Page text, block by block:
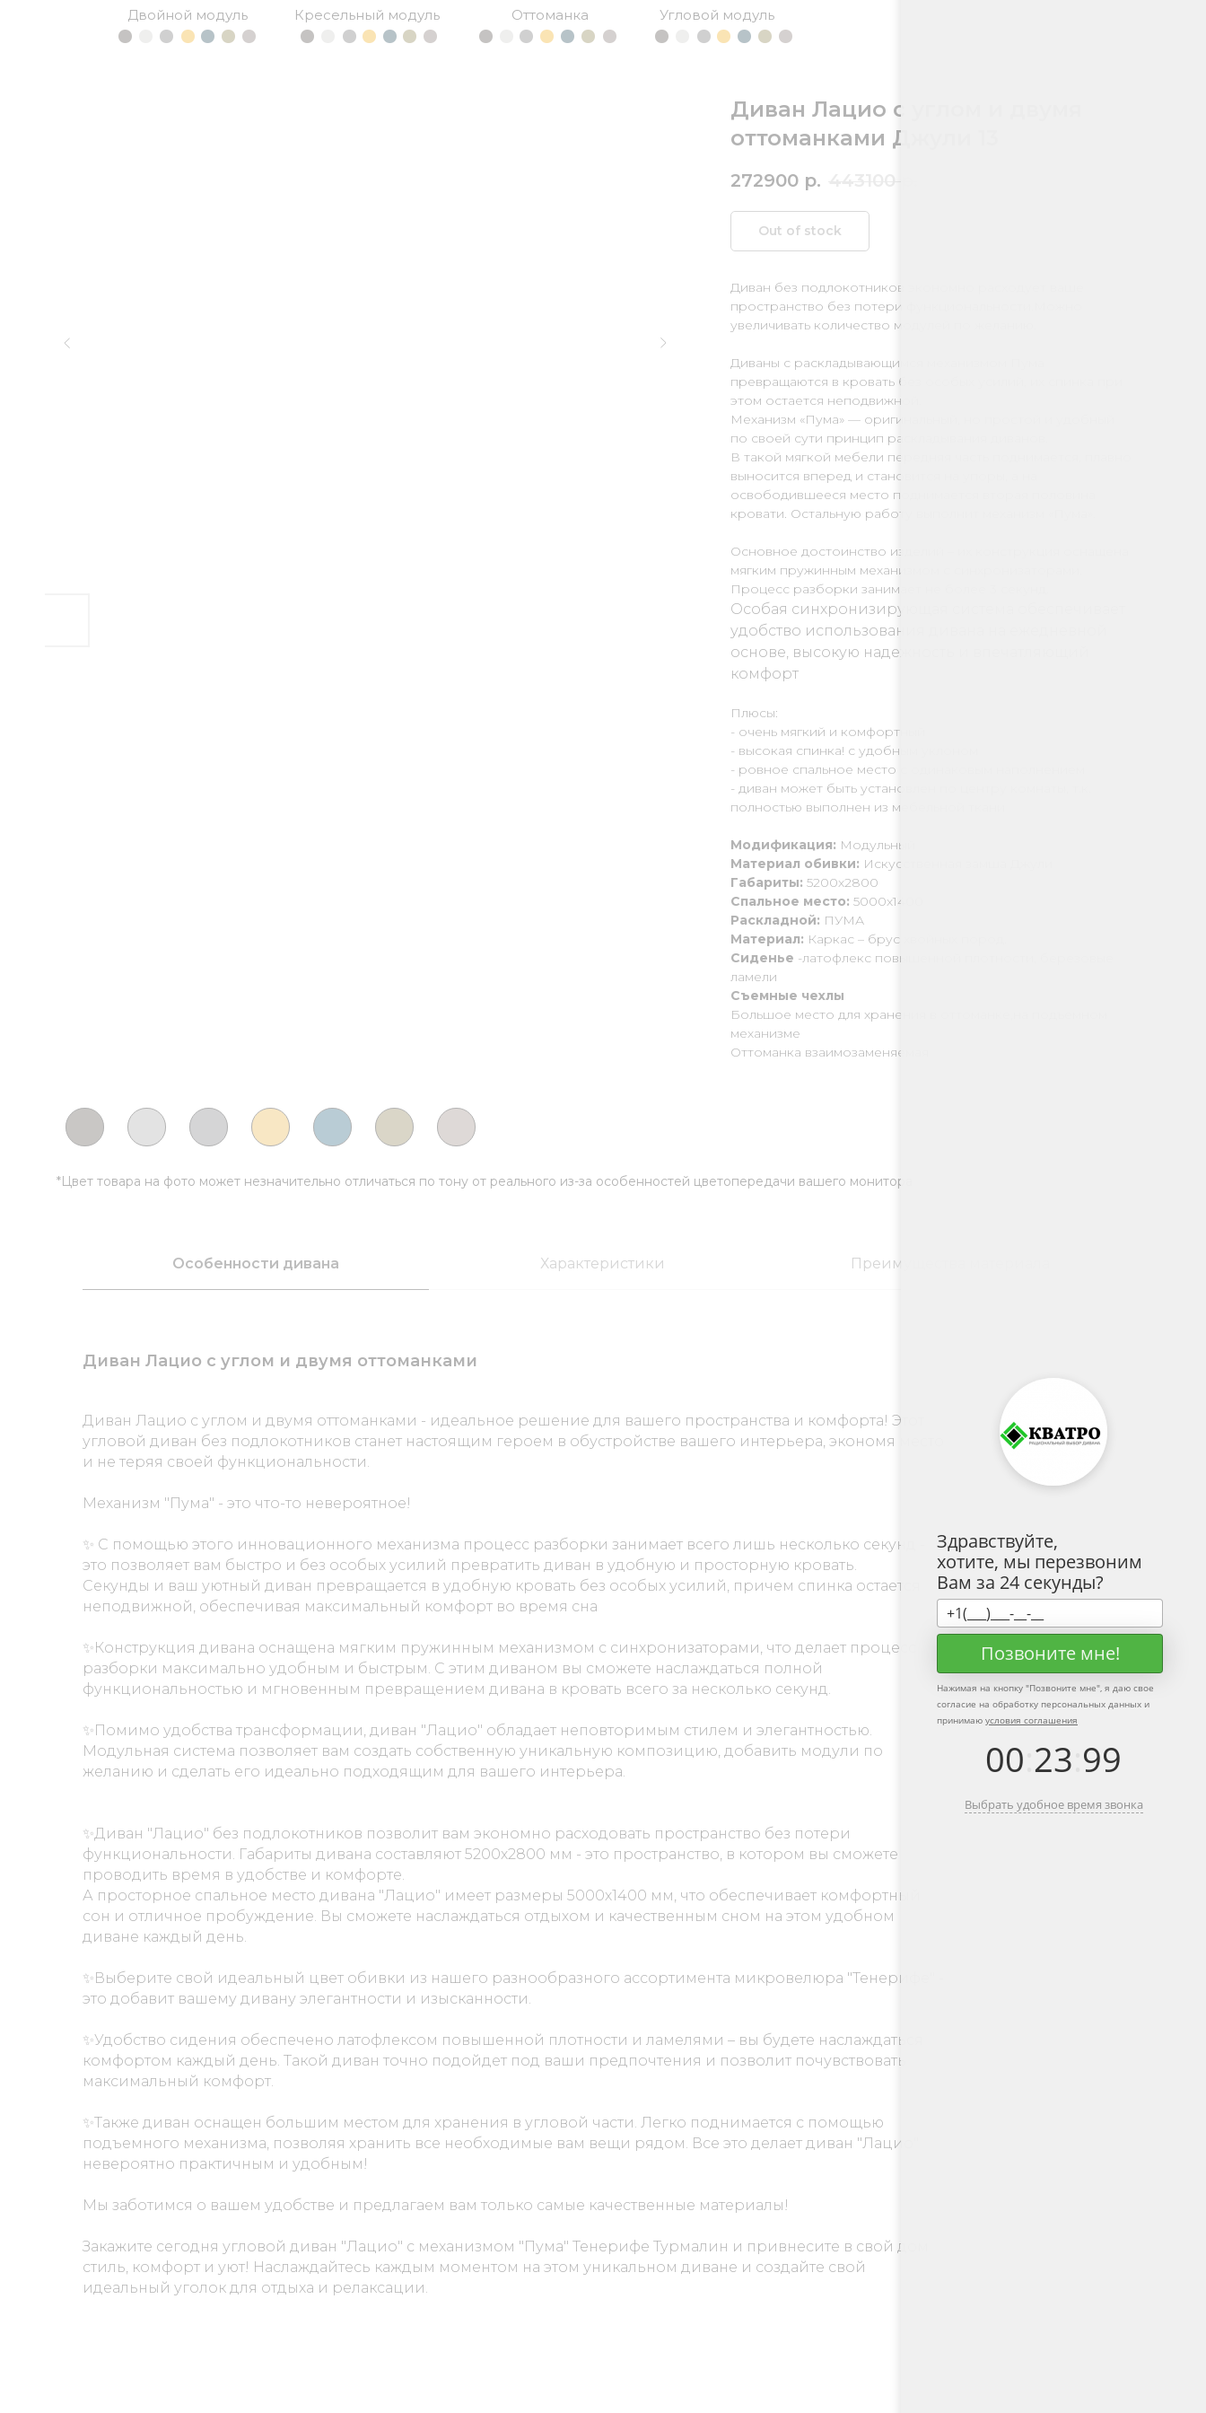
Двойной модуль Кресельный модуль Оттоманка Угловой модуль
Диван Лацио с углом и двумя
оттоманками Джули 13
272900 р.
Out of stock
Диван без подлокотников экономно расходует ваше
пространство без потери функциональности.Можно
увеличивать количество модулей по желанию.
Диваны с раскладывающимся механизмом Пума
превращаются в кровать без особых усилий, их спинка при
этом остается неподвижной.
Механизм «Пума» — оригинальный, но простой и удобный
по своей сути принцип раскладывания диванов.
В такой мягкой мебели передняя часть поднимается, плавно
выносится вперед и становится на упоры, а на
освободившееся место поднимается вторая половина
кровати. Остальную работу выполнит механизм «Пума».
Основное достоинство изделий – их конструкция оснащена
мягким пружинным механизмом с синхронизаторами.
Процесс разборки занимает не более 3 секунд.
Особая синхронизирующая система обеспечивает
удобство использования дивана на ежедневной
основе, высокую надежность и впечатляющий
комфорт
Плюсы:
- очень мягкий и комфортный
- высокая спинка! с удобным уклоном
- ровное спальное место с одинаковым наполнением
- диван может быть установлен по центру комнаты, т.к.
полностью выполнен из мебельной ткани
Модификация: Модульный
Материал обивки: Искусственная замша Джули
Габариты: 5200х2800
Спальное место: 5000х1400
Раскладной: ПУМА
Материал: Каркас – брус хвойных пород.
Сиденье -латофлекс повышенной плотности, березовые
ламели
Съемные чехлы
Большое место для хранения в оттоманке,на подъемном
механизме
Оттоманка взаимозаменяемая
*Цвет товара на фото может незначительно отличаться по тону от реального из-за особенностей цветопередачи вашего монитора
Особенности дивана Характеристики Преимущества материала
Диван Лацио с углом и двумя оттоманками
Диван Лацио с углом и двумя оттоманками - идеальное решение для вашего пространства и комфорта! Этот
угловой диван без подлокотников станет настоящим героем в обустройстве вашего интерьера, экономя место
и не теряя своей функциональности.
Механизм "Пума" - это что-то невероятное!
✨ С помощью этого инновационного механизма процесс разборки занимает всего лишь несколько секунд -
это позволяет вам быстро и без особых усилий превратить диван в удобную и просторную кровать.
Секунды и ваш уютный диван превращается в удобную кровать без особых усилий, причем спинка остается
неподвижной, обеспечивая максимальный комфорт во время сна
✨Конструкция дивана оснащена мягким пружинным механизмом с синхронизаторами, что делает процесс
разборки максимально удобным и быстрым. С этим диваном вы сможете наслаждаться полной
функциональностью и мгновенным превращением дивана в кровать всего за несколько секунд.
✨Помимо удобства трансформации, диван "Лацио" обладает неповторимым стилем и элегантностью.
Модульная система позволяет вам создать собственную уникальную композицию, добавить модули по
желанию и сделать его идеально подходящим для вашего интерьера.
✨Диван "Лацио" без подлокотников позволит вам экономно расходовать пространство без потери
функциональности. Габариты дивана составляют 5200х2800 мм - это пространство, в котором вы сможете
проводить время в удобстве и комфорте.
А просторное спальное место дивана "Лацио" имеет размеры 5000х1400 мм, что обеспечивает комфортный
сон и отличное пробуждение. Вы сможете наслаждаться отдыхом и качественным сном на этом удобном
диване каждый день.
✨Выберите свой идеальный цвет обивки из нашего разнообразного ассортимента микровелюра "Тенерифе" -
это добавит вашему дивану элегантности и изысканности.
✨Удобство сидения обеспечено латофлексом повышенной плотности и ламелями – вы будете наслаждаться
комфортом каждый день. Такой диван точно подойдет под ваши предпочтения и позволит почувствовать
максимальный комфорт.
✨Также диван оснащен большим местом для хранения в угловой части. Легко поднимается с помощью
подъемного механизма, позволяя хранить все необходимые вам вещи рядом. Все это делает диван "Лацио"
невероятно практичным и удобным!
Мы заботимся о вашем удобстве и предлагаем вам только самые качественные материалы!
Закажите сегодня угловой диван "Лацио" с механизмом "Пума" Тенерифе Турмалин и привнесите в свой дом
стиль, комфорт и уют! Наслаждайтесь каждым моментом на этом уникальном диване и создайте свой
идеальный уголок для отдыха и релаксации.
Здравствуйте,
хотите, мы перезвоним
Вам за 24 секунды?
Позвоните мне!
Нажимая на кнопку "Позвоните мне", я даю свое
согласие на обработку персональных данных и
принимаю условия соглашения
00 23 99
Выбрать удобное время звонка